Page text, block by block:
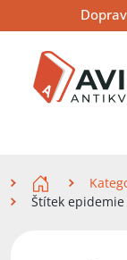
na
obsah
na
navigaci
na
vyhledávání
Štítek epidemie